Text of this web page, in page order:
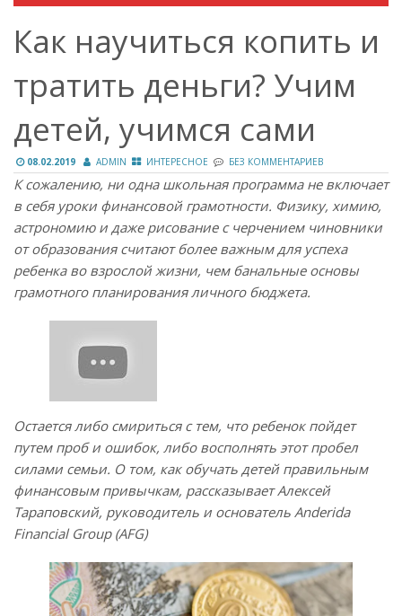
Как научиться копить и
тратить деньги? Учим
детей, учимся сами
08.02.2019 ADMIN ИНТЕРЕСНОЕ БЕЗ КОММЕНТАРИЕВ
К сожалению, ни одна школьная программа не включает
в себя уроки финансовой грамотности. Физику, химию,
астрономию и даже рисование с черчением чиновники
от образования считают более важным для успеха
ребенка во взрослой жизни, чем банальные основы
грамотного планирования личного бюджета.
Остается либо смириться с тем, что ребенок пойдет
путем проб и ошибок, либо восполнять этот пробел
силами семьи. О том, как обучать детей правильным
финансовым привычкам, рассказывает Алексей
Тараповский, руководитель и основатель Anderida
Financial Group (AFG)